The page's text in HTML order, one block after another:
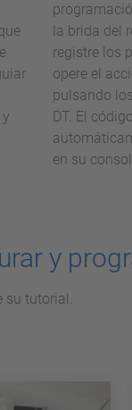
la brida del
registre los
opere el
pulsando
DT. El
en su
y
su tutorial.